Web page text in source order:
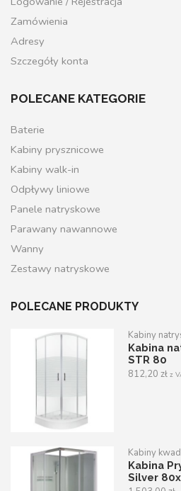
Zamówienia
Adresy
Szczegóły konta
POLECANE KATEGORIE
Baterie
Kabiny prysznicowe
Kabiny walk-in
Odpływy liniowe
Panele natryskowe
Parawany nawannowe
Wanny
Zestawy natryskowe
POLECANE PRODUKTY
Kabiny
Kabina
STR 80
812,20zł z
Kabiny
Kabina
Silver